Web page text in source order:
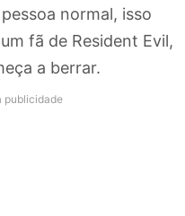
normal, isso
fã de Resident Evil,
a berrar.
publicidade